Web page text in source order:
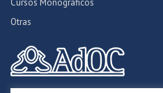
Cursos Monográficos
Otras